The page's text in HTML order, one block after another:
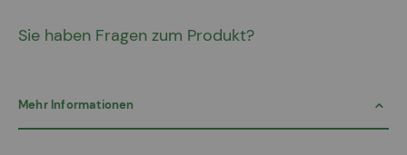
Sie haben Fragen zum Produkt?
Mehr Informationen